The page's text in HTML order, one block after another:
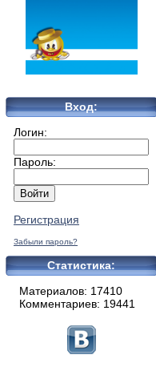
Вход:
Логин:
Пароль:
Регистрация
Забыли пароль?
Статистика:
Материалов: 17410
Комментариев: 19441